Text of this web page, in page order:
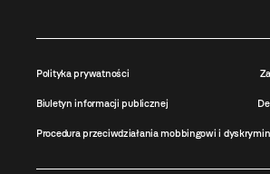
Polityka prywatności
Biuletyn informacji publicznej
Procedura przeciwdziałania mobbingowi i